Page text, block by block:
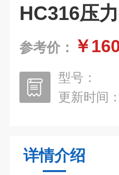
HC316压
参考价： ￥
型号：
更新时间：
详情介绍